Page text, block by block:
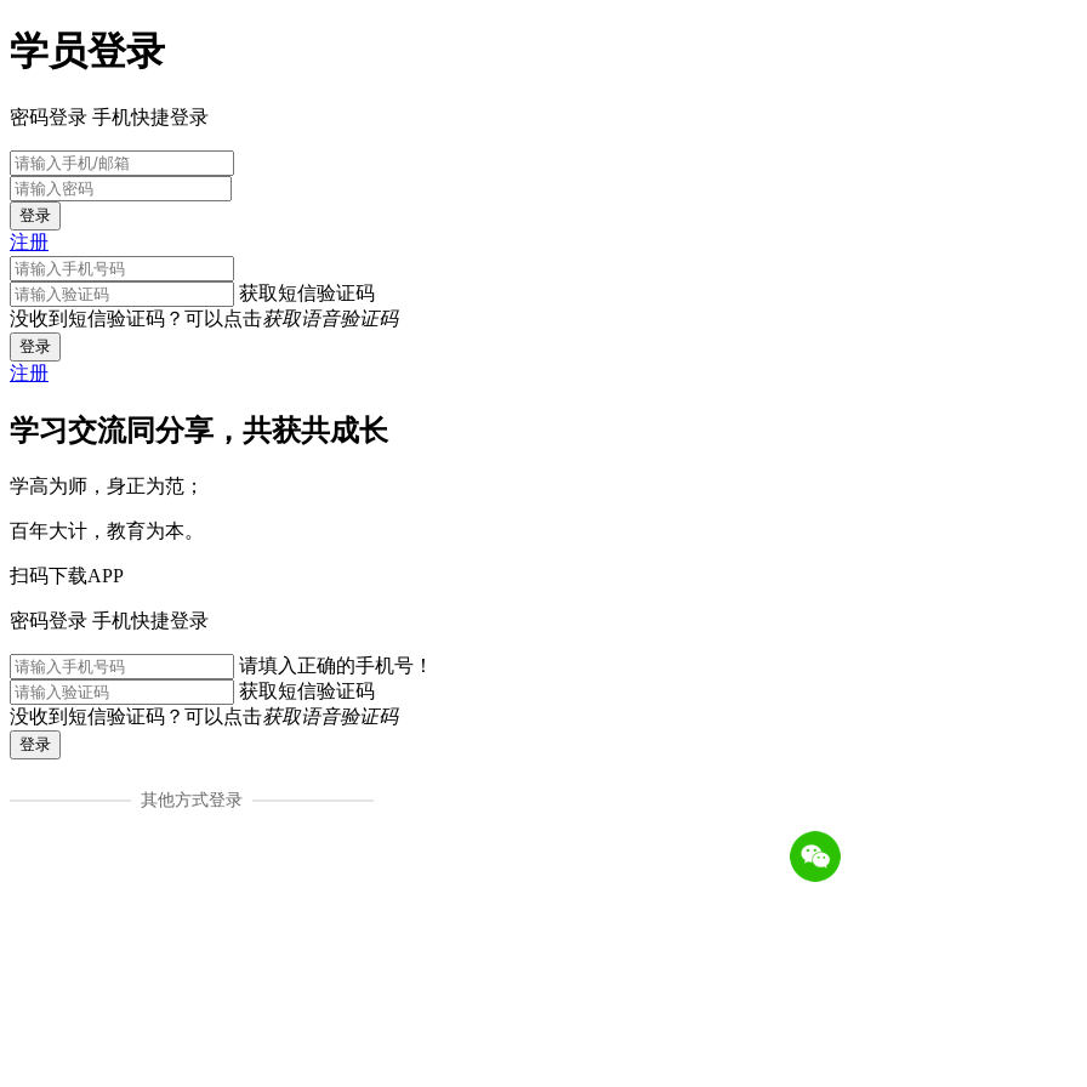
学员登录
密码登录 手机快捷登录
登录
注册
获取短信验证码
没收到短信验证码？可以点击获取语音验证码
登录
注册
学习交流同分享，共获共成长
学高为师，身正为范；
百年大计，教育为本。
扫码下载APP
密码登录 手机快捷登录
请填入正确的手机号！
获取短信验证码
没收到短信验证码？可以点击获取语音验证码
登录
其他方式登录